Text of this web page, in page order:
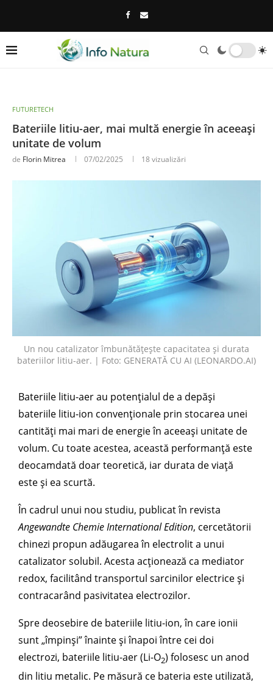
FUTURETECH
Bateriile litiu-aer, mai multă energie în aceeași
unitate de volum
de Florin Mitrea 07/02/2025 18 vizualizări
Un nou catalizator îmbunătățește capacitatea și durata
bateriilor litiu-aer. | Foto: GENERATĂ CU AI (LEONARDO.AI)
Bateriile litiu-aer au potențialul de a depăși
bateriile litiu-ion convenționale prin stocarea unei
cantități mai mari de energie în aceeași unitate de
volum. Cu toate acestea, această performanță este
deocamdată doar teoretică, iar durata de viață
este și ea scurtă.
În cadrul unui nou studiu, publicat în revista
Angewandte Chemie International Edition, cercetătorii
chinezi propun adăugarea în electrolit a unui
catalizator solubil. Acesta acționează ca mediator
redox, facilitând transportul sarcinilor electrice și
contracarând pasivitatea electrozilor.
Spre deosebire de bateriile litiu-ion, în care ionii
sunt „împinși” înainte și înapoi între cei doi
electrozi, bateriile litiu-aer (Li-O2) folosesc un anod
din litiu metalic. Pe măsură ce bateria este utilizată,